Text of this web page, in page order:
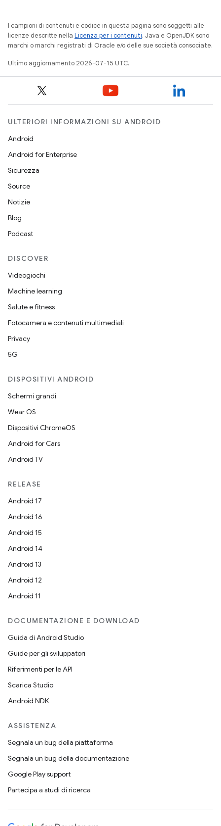
I campioni di contenuti e codice in questa pagina sono soggetti alle
licenze descritte nella Licenza per i contenuti. Java e OpenJDK sono
marchi o marchi registrati di Oracle e/o delle sue società consociate.
Ultimo aggiornamento 2026-07-15 UTC.
ULTERIORI INFORMAZIONI SU ANDROID
Android
Android for Enterprise
Sicurezza
Source
Notizie
Blog
Podcast
DISCOVER
Videogiochi
Machine learning
Salute e fitness
Fotocamera e contenuti multimediali
Privacy
5G
DISPOSITIVI ANDROID
Schermi grandi
Wear OS
Dispositivi ChromeOS
Android for Cars
Android TV
RELEASE
Android 17
Android 16
Android 15
Android 14
Android 13
Android 12
Android 11
DOCUMENTAZIONE E DOWNLOAD
Guida di Android Studio
Guide per gli sviluppatori
Riferimenti per le API
Scarica Studio
Android NDK
ASSISTENZA
Segnala un bug della piattaforma
Segnala un bug della documentazione
Google Play support
Partecipa a studi di ricerca